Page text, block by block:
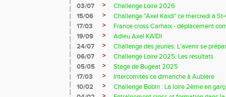
03/07 >
Challenge Loire 2026
15/06
>
Challenge "Axel Kaidi" ce mercredi à
17/03
>
France cross Carhaix - déplacement
19/09
>
Adieu Axel KAÏDI
24/07
>
Challenge des jeunes: L'avenir se
06/07
>
Challenge Loire 2025: Les résultats
05/05
>
Stage de Bugeat 2025
17/03
>
Intercomités ce dimanche à Aubière
10/02
>
Challenge Bobin : La loire 2ème en